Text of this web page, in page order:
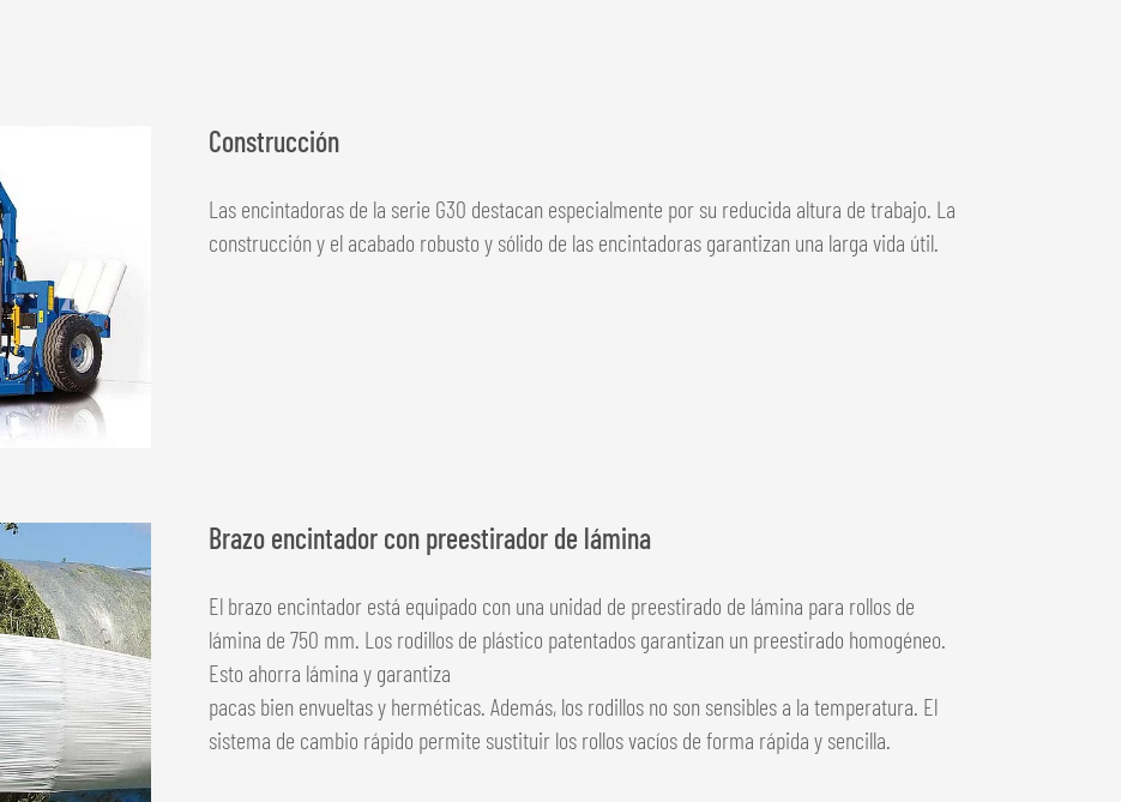
Construcción
Las encintadoras de la serie G30 destacan especialmente por su reducida altura de trabajo. La
construcción y el acabado robusto y sólido de las encintadoras garantizan una larga vida útil.
Brazo encintador con preestirador de lámina
El brazo encintador está equipado con una unidad de preestirado de lámina para rollos de
lámina de 750 mm. Los rodillos de plástico patentados garantizan un preestirado homogéneo.
Esto ahorra lámina y garantiza
pacas bien envueltas y herméticas. Además, los rodillos no son sensibles a la temperatura. El
sistema de cambio rápido permite sustituir los rollos vacíos de forma rápida y sencilla.